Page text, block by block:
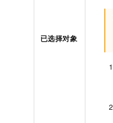
已选择对象